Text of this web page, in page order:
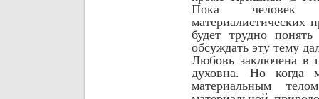
Пока
материалистических
будет трудно
обсуждать эту тему
Любовь заключена в
духовна. Но когда
материальным